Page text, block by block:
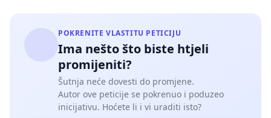
POKRENITE VLASTITU PETICIJU
Ima nešto što biste htjeli
promijeniti?
Šutnja neće dovesti do promjene.
Autor ove peticije se pokrenuo i poduzeo
inicijativu. Hoćete li i vi uraditi isto?